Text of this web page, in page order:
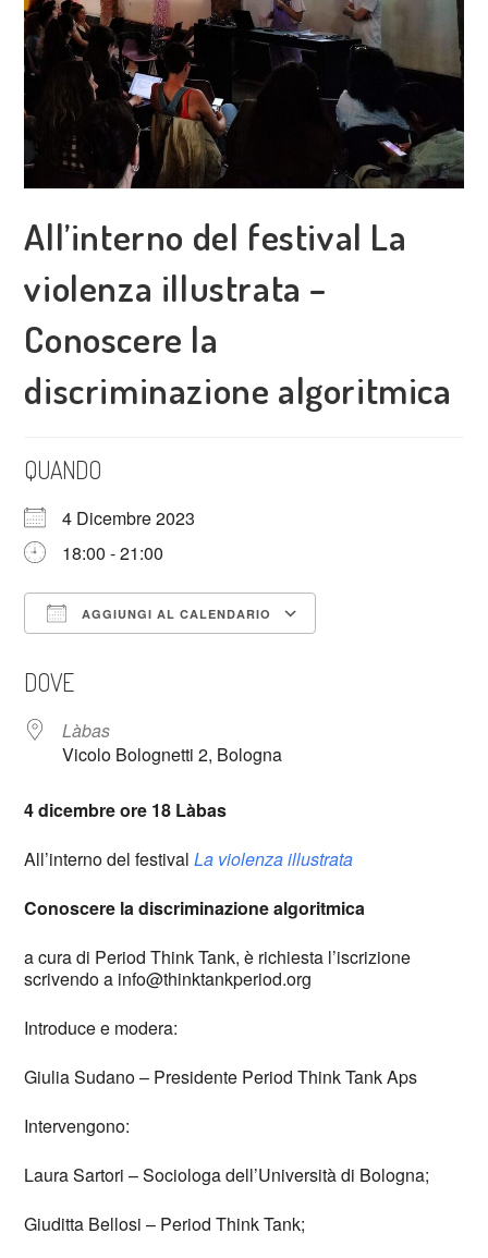
All’interno del festival La
violenza illustrata –
Conoscere la
discriminazione algoritmica
QUANDO
4 Dicembre 2023
18:00 - 21:00
AGGIUNGI AL CALENDARIO
DOVE
Làbas
Vicolo Bolognetti 2, Bologna
4 dicembre ore 18 Làbas
All’interno del festivalLa violenza illustrata
Conoscere la discriminazione algoritmica
a cura di Period Think Tank, è richiesta l’iscrizione
scrivendo a info@thinktankperiod.org
Introduce e modera:
Giulia Sudano – Presidente Period Think Tank Aps
Intervengono:
Laura Sartori – Sociologa dell’Università di Bologna;
Giuditta Bellosi – Period Think Tank;